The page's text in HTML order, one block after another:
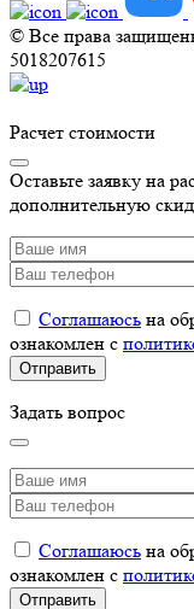
© Все права
5018207615
Расчет стоимости
Оставьте заявку на
дополнительную
Соглашаюсь на
ознакомлен с
Задать вопрос
Соглашаюсь на
ознакомлен с